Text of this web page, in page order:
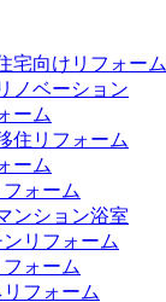
宅向けリフォーム
ノベーション
ーム
住リフォーム
ーム
ォーム
ンション浴室
リフォーム
ォーム
フォーム